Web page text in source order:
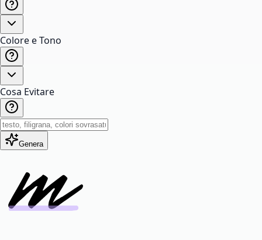
Colore e Tono
Cosa Evitare
Genera